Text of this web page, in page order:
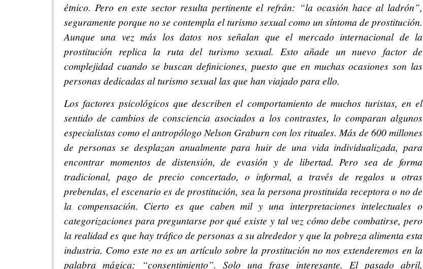
étnico. Pero en este sector resulta pertinente el refrán: “la ocasión hace al ladrón”,
seguramente porque no se contempla el turismo sexual como un síntoma de prostitución.
Aunque una vez más los datos nos señalan que el mercado internacional de la
prostitución replica la ruta del turismo sexual. Esto añade un nuevo factor de
complejidad cuando se buscan definiciones, puesto que en muchas ocasiones son las
personas dedicadas al turismo sexual las que han viajado para ello.
Los factores psicológicos que describen el comportamiento de muchos turistas, en el
sentido de cambios de consciencia asociados a los contrastes, lo comparan algunos
especialistas como el antropólogo Nelson Graburn con los rituales. Más de 600 millones
de personas se desplazan anualmente para huir de una vida individualizada, para
encontrar momentos de distensión, de evasión y de libertad. Pero sea de forma
tradicional, pago de precio concertado, o informal, a través de regalos u otras
prebendas, el escenario es de prostitución, sea la persona prostituida receptora o no de
la compensación. Cierto es que caben mil y una interpretaciones intelectuales o
categorizaciones para preguntarse por qué existe y tal vez cómo debe combatirse, pero
la realidad es que hay tráfico de personas a su alrededor y que la pobreza alimenta esta
industria. Como este no es un artículo sobre la prostitución no nos extenderemos en la
palabra mágica: “consentimiento”. Solo una frase interesante. El pasado abril,